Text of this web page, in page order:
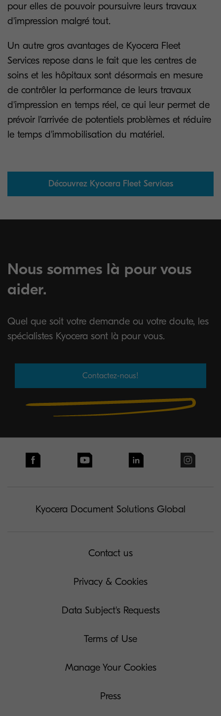
pour elles de pouvoir poursuivre leurs travaux
d'impression malgré tout.
Un autre gros avantages de Kyocera Fleet
Services repose dans le fait que les centres de
soins et les hôpitaux sont désormais en mesure
de contrôler la performance de leurs travaux
d'impression en temps réel, ce qui leur permet de
prévoir l'arrivée de potentiels problèmes et réduire
le temps d'immobilisation du matériel.
Découvrez Kyocera Fleet Services
Nous sommes là pour vous
aider.
Quel que soit votre demande ou votre doute, les
spécialistes Kyocera sont là pour vous.
Contactez-nous!
Kyocera Document Solutions Global
Contact us
Privacy & Cookies
Data Subject's Requests
Terms of Use
Manage Your Cookies
Press